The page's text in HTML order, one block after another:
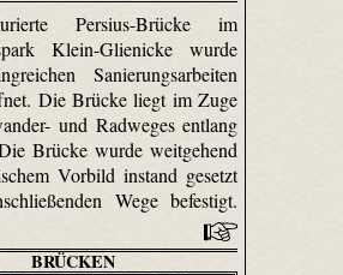
Persius-Brücke im
Klein-Glienicke wurde
Sanierungsarbeiten
Die Brücke liegt im Zuge
und Radweges entlang
Brücke wurde weitgehend
Vorbild instand gesetzt
Wege befestigt.
BRÜCKEN